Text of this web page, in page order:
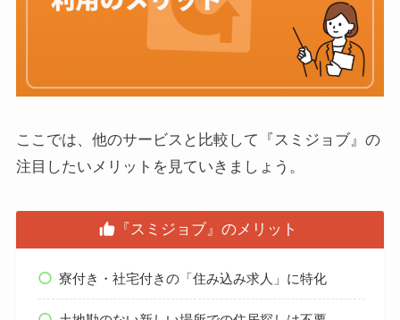
ここでは、他のサービスと比較して『スミジョブ』の
注目したいメリットを見ていきましょう。
『スミジョブ』のメリット
寮付き・社宅付きの「住み込み求人」に特化